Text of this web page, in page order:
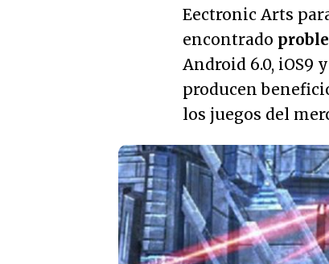
Eectronic Arts
encontrado
Android 6.0, iOS9
producen
los juegos del